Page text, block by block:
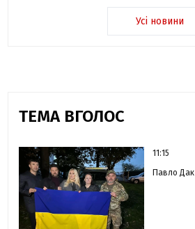
Усі новини
ТЕМА ВГОЛОС
11:15
Павло Дак